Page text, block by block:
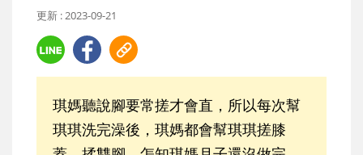
更新 : 2023-09-21
琪媽聽說腳要常搓才會直，所以每次幫
琪琪洗完澡後，琪媽都會幫琪琪搓膝